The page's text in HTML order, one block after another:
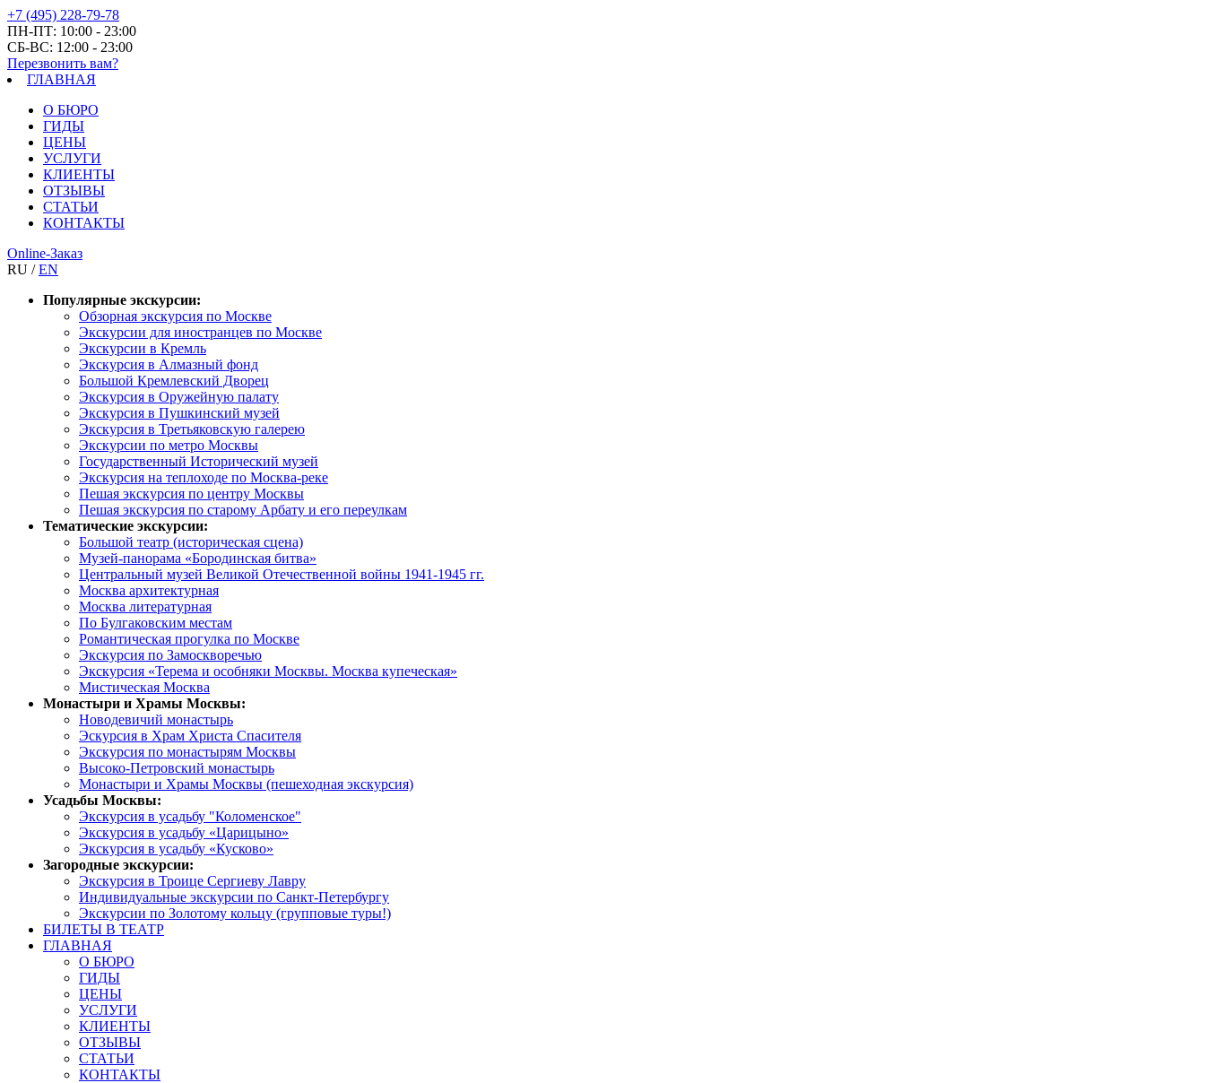
+7 (495) 228-79-78
ПН-ПТ: 10:00 - 23:00
СБ-ВС: 12:00 - 23:00
Перезвонить вам?
ГЛАВНАЯ
О БЮРО
ГИДЫ
ЦЕНЫ
УСЛУГИ
КЛИЕНТЫ
ОТЗЫВЫ
СТАТЬИ
КОНТАКТЫ
Online-Заказ
RU /EN
Популярные экскурсии:
Обзорная экскурсия по Москве
Экскурсии для иностранцев по Москве
Экскурсии в Кремль
Экскурсия в Алмазный фонд
Большой Кремлевский Дворец
Экскурсия в Оружейную палату
Экскурсия в Пушкинский музей
Экскурсия в Третьяковскую галерею
Экскурсии по метро Москвы
Государственный Исторический музей
Экскурсия на теплоходе по Москва-реке
Пешая экскурсия по центру Москвы
Пешая экскурсия по старому Арбату и его переулкам
Тематические экскурсии:
Большой театр (историческая сцена)
Музей-панорама «Бородинская битва»
Центральный музей Великой Отечественной войны 1941-1945 гг.
Москва архитектурная
Москва литературная
По Булгаковским местам
Романтическая прогулка по Москве
Экскурсия по Замоскворечью
Экскурсия «Терема и особняки Москвы. Москва купеческая»
Мистическая Москва
Монастыри и Храмы Москвы:
Новодевичий монастырь
Эскурсия в Храм Христа Спасителя
Экскурсия по монастырям Москвы
Высоко-Петровский монастырь
Монастыри и Храмы Москвы (пешеходная экскурсия)
Усадьбы Москвы:
Экскурсия в усадьбу "Коломенское"
Экскурсия в усадьбу «Царицыно»
Экскурсия в усадьбу «Кусково»
Загородные экскурсии:
Экскурсия в Троице Сергиеву Лавру
Индивидуальные экскурсии по Санкт-Петербургу
Экскурсии по Золотому кольцу (групповые туры!)
БИЛЕТЫ В ТЕАТР
ГЛАВНАЯ
О БЮРО
ГИДЫ
ЦЕНЫ
УСЛУГИ
КЛИЕНТЫ
ОТЗЫВЫ
СТАТЬИ
КОНТАКТЫ